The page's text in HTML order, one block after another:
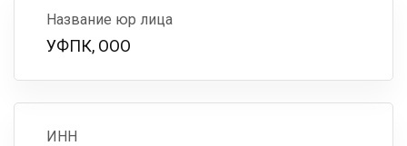
Название юр лица
УФПК, ООО
ИНН